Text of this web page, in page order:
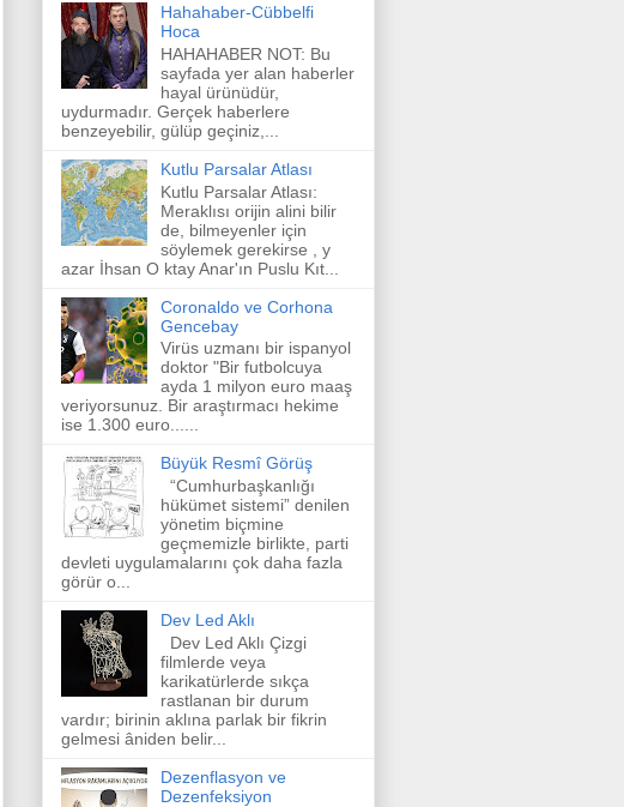
Hahahaber-Cübbelfi
Hoca
HAHAHABER NOT: Bu
sayfada yer alan haberler
hayal ürünüdür,
uydurmadır. Gerçek haberlere
benzeyebilir, gülüp geçiniz,...
Kutlu Parsalar Atlası
Kutlu Parsalar Atlası:
Meraklısı orijin alini bilir
de, bilmeyenler için
söylemek gerekirse , y
azar İhsan O ktay Anar'ın Puslu Kıt...
Coronaldo ve Corhona
Gencebay
Virüs uzmanı bir ispanyol
doktor "Bir futbolcuya
ayda 1 milyon euro maaş
veriyorsunuz. Bir araştırmacı hekime
ise 1.300 euro......
Büyük Resmî Görüş
“Cumhurbaşkanlığı
hükümet sistemi” denilen
yönetim biçmine
geçmemizle birlikte, parti
devleti uygulamalarını çok daha fazla
görür o...
Dev Led Aklı
Dev Led Aklı Çizgi
filmlerde veya
karikatürlerde sıkça
rastlanan bir durum
vardır; birinin aklına parlak bir fikrin
gelmesi âniden belir...
Dezenflasyon ve
Dezenfeksiyon